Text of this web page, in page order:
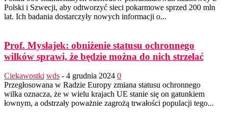
Polski i Szwecji, aby odtworzyć sieci pokarmowe sprzed 200 mln
lat. Ich badania dostarczyły nowych informacji o...
Prof. Mysłajek: obniżenie statusu ochronnego
wilków sprawi, że będzie można do nich strzelać
Ciekawostki wds - 4 grudnia 2024 0
Przegłosowana w Radzie Europy zmiana statusu ochronnego
wilka oznacza, że w wielu krajach UE stanie się on gatunkiem
łownym, a odstrzały poważnie zagrożą trwałości populacji tego...